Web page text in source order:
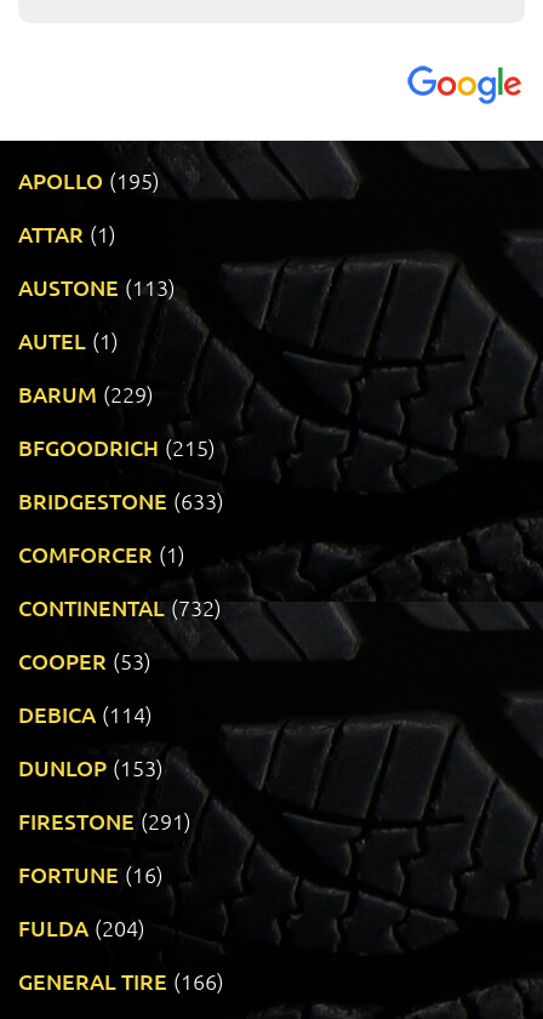
APOLLO (195)
ATTAR (1)
AUSTONE (113)
AUTEL (1)
BARUM (229)
BFGOODRICH (215)
BRIDGESTONE (633)
COMFORCER (1)
CONTINENTAL (732)
COOPER (53)
DEBICA (114)
DUNLOP (153)
FIRESTONE (291)
FORTUNE (16)
FULDA (204)
GENERAL TIRE (166)